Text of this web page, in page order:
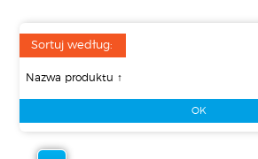
Sortuj według: